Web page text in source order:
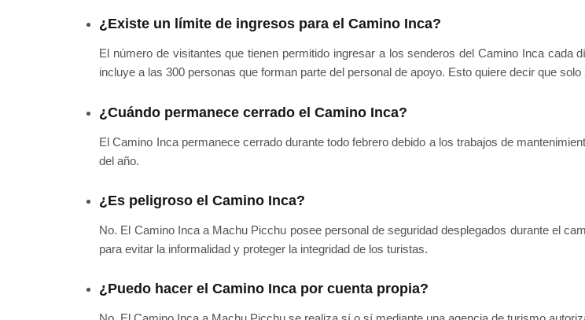
¿Existe un límite de ingresos para el Camino Inca?
El número de visitantes que tienen permitido ingresar a los senderos del Camino Inca
incluye a las 300 personas que forman parte del personal de apoyo. Esto quiere decir que
¿Cuándo permanece cerrado el Camino Inca?
El Camino Inca permanece cerrado durante todo febrero debido a los trabajos de
del año.
¿Es peligroso el Camino Inca?
No. El Camino Inca a Machu Picchu posee personal de seguridad desplegados durante el
para evitar la informalidad y proteger la integridad de los turistas.
¿Puedo hacer el Camino Inca por cuenta propia?